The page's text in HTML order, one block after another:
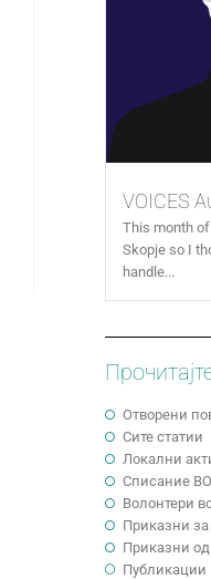
VOICES
This month
Skopje so I
handle...
Отворени
Сите статии
Локални
Cписание
Волонтери
Приказни за
Приказни
Публикации